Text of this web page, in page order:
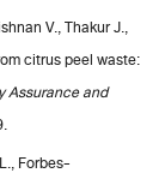
V., Thakur J.,
citrus peel waste:
Assurance and
Forbes-